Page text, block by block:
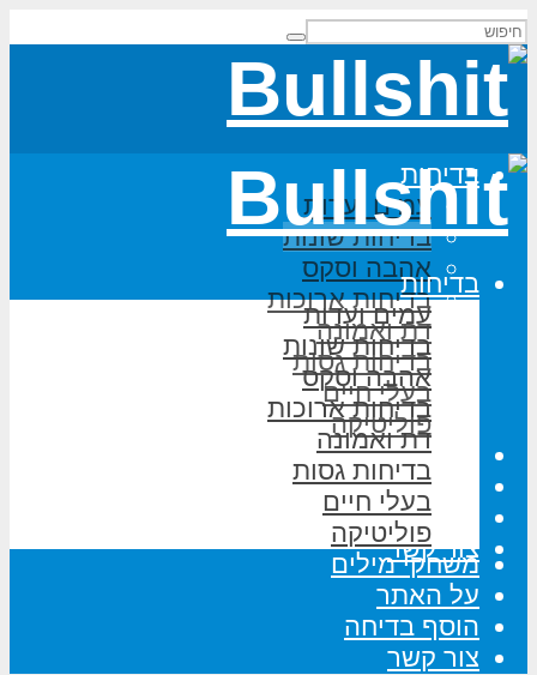
בדיחות
עמים ועדות
בדיחות שונות
אהבה וסקס
בדיחות ארוכות
דת ואמונה
בדיחות גסות
בעלי חיים
פוליטיקה
משחקי מילים
על האתר
הוסף בדיחה
צור קשר
בדיחות
עמים ועדות
בדיחות שונות
אהבה וסקס
בדיחות ארוכות
דת ואמונה
בדיחות גסות
בעלי חיים
פוליטיקה
משחקי מילים
על האתר
הוסף בדיחה
צור קשר